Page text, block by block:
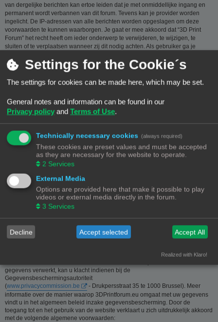
van dergelijke berichten kan ertoe leiden dat je met onmiddellijke ingang en
permanent wordt verbannen van dit forum. Tevens kan je provider worden
ingelicht. De IP-adressen van alle berichten worden opgeslagen om deze
voorwaarden te kunnen waarborgen. Je gaat er mee akkoord dat “3D Print
Forum” het recht heeft om ieder onderwerp te verwijderen, te wijzigen, te
sluiten of te verplaatsen wanneer zij dit nodig achten. Als gebruiker ga je
een database. Hoewel deze informatie niet aan een derde partij zal worden
verstrekt zónder je toestemming, kan “3D Print Forum” nóch phpBB
verantwoordelijk worden gehouden voor een hackpoging die ertoe kan leiden
dat de gegevens vrijkomen.
Je gaat akkoord met de regels die zijn samengesteld door de beheerders van
dit forum.: Bekijk de regels van dit Forum
Privacybeleid
Deze website is eigendom van de beheerder van 3Dprintforum.eu
Contactgegevens:
Zie contact link
Inzamelen van informatie - Privacy en gegevensbescherming
De meeste informatie op deze website is beschikbaar zonder dat er
persoonsgegevens moeten worden verstrekt. Wanneer de gebruiker toch om
persoonlijke informatie gevraagd wordt, zal deze informatie enkel gebruikt
door 3Dprintforum.eu op basis van de contractuele relatie als gevolg van het
registreren van een account dan wel op basis van haar gerechtvaardigd
belang om diensten te verlenen en u hiervoor te contacteren. De informatie
verbeteren of wissen. Daartoe volstaat het ons contact op te nemen via de
gegevens verwerkt, kan u klacht indienen bij de
Gegevensbeschermingsautoriteit
(www.privacycommission.be
- Drukpersstraat 35 te 1000 Brussel). Meer
informatie over de manier waarop 3DPrintforum.eu omgaat met uw gegevens
vindt u in het algemeen beleid inzake gegevensbescherming. Door de
toegang tot en het gebruik van de website verklaart u zich uitdrukkelijk akkoord
met de volgende algemene voorwaarden:
Settings for the Cookie´s
The settings for cookies can be made here, which may be set.
General notes and information can be found in our
Privacy policy and Terms of Use.
Technically necessary cookies (always required)
These cookies are preset values and must be accepted
as they are necessary for the website to operate.
2 Services
External Media
Options are provided here that make it possible to play
videos or external media directly in the forum.
3 Services
Decline Accept selected Accept All
Realized with Klaro!